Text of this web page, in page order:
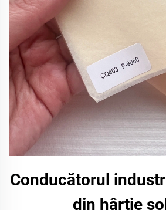
Conducătorul
din hârtie